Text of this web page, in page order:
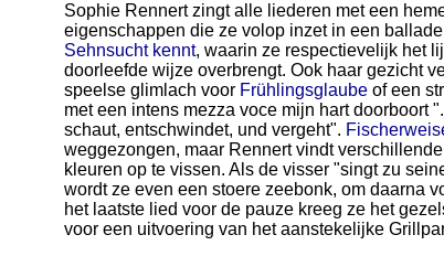
Sophie Rennert zingt alle liederen met een
eigenschappen die ze volop inzet in een
Sehnsucht kennt, waarin ze respectievelijk het
doorleefde wijze overbrengt. Ook haar gezicht
speelse glimlach voor Frühlingsglaube of een
met een intens mezza voce mijn hart doorboort
schaut, entschwindet, und vergeht".
weggezongen, maar Rennert vindt
kleuren op te vissen. Als de visser "singt zu
wordt ze even een stoere zeebonk, om daarna
het laatste lied voor de pauze kreeg ze het
voor een uitvoering van het aanstekelijke